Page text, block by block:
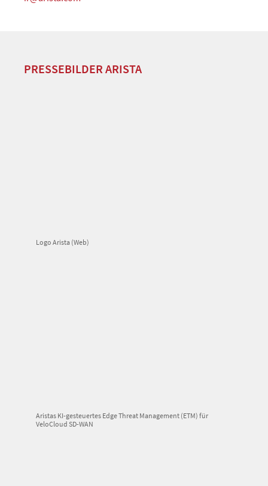
PRESSEBILDER ARISTA
Logo Arista (Web)
Aristas KI-gesteuertes Edge Threat Management (ETM) für
VeloCloud SD-WAN